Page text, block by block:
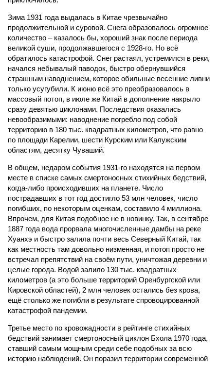
Зима 1931 года выдалась в Китае чрезвычайно
продолжительной и суровой. Снега образовалось огромное
количество – казалось бы, хороший знак после периода
великой суши, продолжавшегося с 1928-го. Но всё
обратилось катастрофой. Снег растаял, устремился в реки,
начался небывалый паводок, быстро обернувшийся
страшным наводнением, которое обильные весенние ливни
только усугубили. К июню всё это преобразовалось в
массовый потоп, в июле же Китай в дополнение накрыло
сразу девятью циклонами. Последствия оказались
невообразимыми: наводнение погребло под собой
территорию в 180 тыс. квадратных километров, что равно
по площади Карелии, шести Курским или Калужским
областям, десятку Чуваший.
В общем, недаром события 1931-го находятся на первом
месте в списке самых смертоносных стихийных бедствий,
когда-либо происходивших на планете. Число
пострадавших в тот год достигло 53 млн человек, число
погибших, по некоторым оценкам, составило 4 миллиона.
Впрочем, для Китая подобное не в новинку. Так, в сентябре
1887 года вода прорвала многочисленные дамбы на реке
Хуанхэ и быстро залила почти весь Северный Китай, так
как местность там довольно низменная, и потоп просто не
встречал препятствий на своём пути, уничтожая деревни и
целые города. Водой залило 130 тыс. квадратных
километров (а это больше территорий Оренбургской или
Кировской областей), 2 млн человек остались без крова,
ещё столько же погибли в результате спровоцированной
катастрофой пандемии.
Третье место по кровожадности в рейтинге стихийных
бедствий занимает смертоносный циклон Бхола 1970 года,
ставший самым мощным среди себе подобных за всю
историю наблюдений. Он поразил территории современной